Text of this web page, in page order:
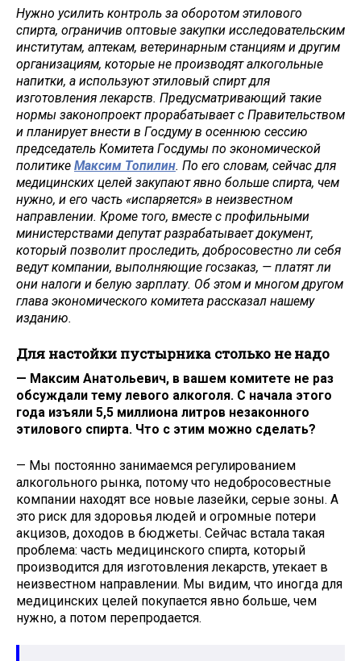
Нужно усилить контроль за оборотом этилового
спирта, ограничив оптовые закупки исследовательским
институтам, аптекам, ветеринарным станциям и другим
организациям, которые не производят алкогольные
напитки, а используют этиловый спирт для
изготовления лекарств. Предусматривающий такие
нормы законопроект прорабатывает с Правительством
и планирует внести в Госдуму в осеннюю сессию
председатель Комитета Госдумы по экономической
политике Максим Топилин. По его словам, сейчас для
медицинских целей закупают явно больше спирта, чем
нужно, и его часть «испаряется» в неизвестном
направлении. Кроме того, вместе с профильными
министерствами депутат разрабатывает документ,
который позволит проследить, добросовестно ли себя
ведут компании, выполняющие госзаказ, — платят ли
они налоги и белую зарплату. Об этом и многом другом
глава экономического комитета рассказал нашему
изданию.
Для настойки пустырника столько не надо
— Максим Анатольевич, в вашем комитете не раз
обсуждали тему левого алкоголя. С начала этого
года изъяли 5,5 миллиона литров незаконного
этилового спирта. Что с этим можно сделать?
— Мы постоянно занимаемся регулированием
алкогольного рынка, потому что недобросовестные
компании находят все новые лазейки, серые зоны. А
это риск для здоровья людей и огромные потери
акцизов, доходов в бюджеты. Сейчас встала такая
проблема: часть медицинского спирта, который
производится для изготовления лекарств, утекает в
неизвестном направлении. Мы видим, что иногда для
медицинских целей покупается явно больше, чем
нужно, а потом перепродается.